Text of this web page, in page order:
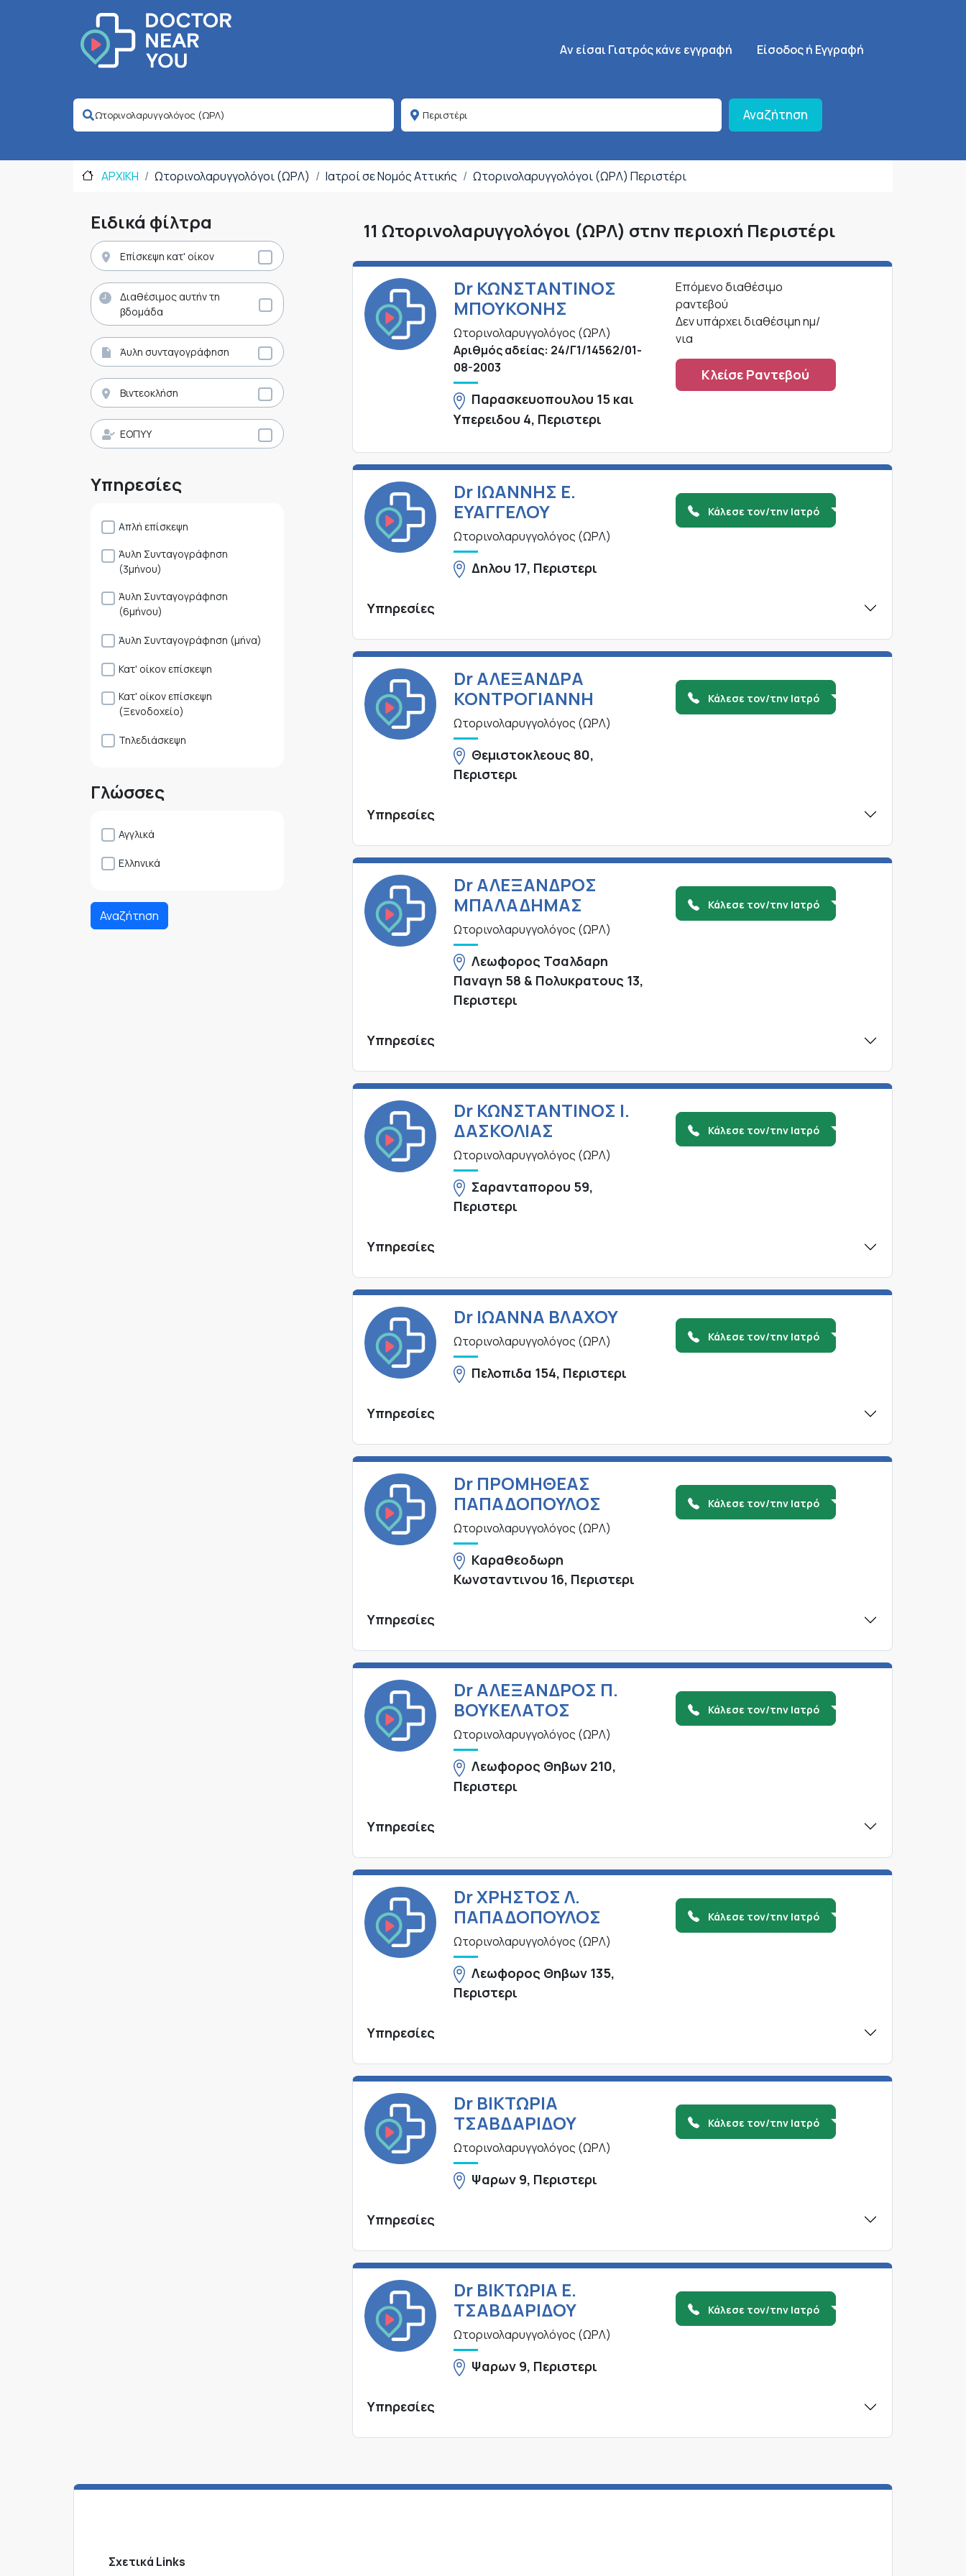
Κεντρική πλοήγηση
Aν είσαι Γιατρός κάνε εγγραφή SignUp Menu
Είσοδος ή Εγγραφή
Αναζήτηση
ΑΡΧΙΚΗ Ωτορινολαρυγγολόγοι (ΩΡΛ) Ιατροί σε Νομός Αττικής Ωτορινολαρυγγολόγοι (ΩΡΛ) Περιστέρι
Ειδικά φίλτρα
Επίσκεψη κατ' οίκον
Διαθέσιμος αυτήν τη
βδομάδα
Άυλη συνταγογράφηση
Βιντεοκλήση
ΕΟΠΥΥ
Υπηρεσίες
Απλή επίσκεψη
Άυλη Συνταγογράφηση
(3μήνου)
Άυλη Συνταγογράφηση
(6μήνου)
Άυλη Συνταγογράφηση (μήνα)
Κατ' οίκον επίσκεψη
Κατ' οίκον επίσκεψη
(Ξενοδοχείο)
Τηλεδιάσκεψη
Γλώσσες
Αγγλικά
Ελληνικά
Αναζήτηση
11 Ωτορινολαρυγγολόγοι (ΩΡΛ) στην περιοχή Περιστέρι
Dr ΚΩΝΣΤΑΝΤΙΝΟΣ
ΜΠΟΥΚΟΝΗΣ
Ωτορινολαρυγγολόγος (ΩΡΛ)
Αριθμός αδείας: 24/Γ1/14562/01-
08-2003
Παρασκευοπουλου 15 και
Υπερειδου 4, Περιστερι
Επόμενο διαθέσιμο
ραντεβού
Δεν υπάρχει διαθέσιμη ημ/
νια
Κλείσε Ραντεβού
Dr ΙΩΑΝΝΗΣ Ε.
ΕΥΑΓΓΕΛΟΥ
Ωτορινολαρυγγολόγος (ΩΡΛ)
Δηλου 17, Περιστερι
Κάλεσε τον/την Ιατρό
Υπηρεσίες
Dr ΑΛΕΞΑΝΔΡΑ
ΚΟΝΤΡΟΓΙΑΝΝΗ
Ωτορινολαρυγγολόγος (ΩΡΛ)
Θεμιστοκλεους 80,
Περιστερι
Κάλεσε τον/την Ιατρό
Υπηρεσίες
Dr ΑΛΕΞΑΝΔΡΟΣ
ΜΠΑΛΑΔΗΜΑΣ
Ωτορινολαρυγγολόγος (ΩΡΛ)
Λεωφορος Τσαλδαρη
Παναγη 58 & Πολυκρατους 13,
Περιστερι
Κάλεσε τον/την Ιατρό
Υπηρεσίες
Dr ΚΩΝΣΤΑΝΤΙΝΟΣ Ι.
ΔΑΣΚΟΛΙΑΣ
Ωτορινολαρυγγολόγος (ΩΡΛ)
Σαρανταπορου 59,
Περιστερι
Κάλεσε τον/την Ιατρό
Υπηρεσίες
Dr ΙΩΑΝΝΑ ΒΛΑΧΟΥ
Ωτορινολαρυγγολόγος (ΩΡΛ)
Πελοπιδα 154, Περιστερι
Κάλεσε τον/την Ιατρό
Υπηρεσίες
Dr ΠΡΟΜΗΘΕΑΣ
ΠΑΠΑΔΟΠΟΥΛΟΣ
Ωτορινολαρυγγολόγος (ΩΡΛ)
Καραθεοδωρη
Κωνσταντινου 16, Περιστερι
Κάλεσε τον/την Ιατρό
Υπηρεσίες
Dr ΑΛΕΞΑΝΔΡΟΣ Π.
ΒΟΥΚΕΛΑΤΟΣ
Ωτορινολαρυγγολόγος (ΩΡΛ)
Λεωφορος Θηβων 210,
Περιστερι
Κάλεσε τον/την Ιατρό
Υπηρεσίες
Dr ΧΡΗΣΤΟΣ Λ.
ΠΑΠΑΔΟΠΟΥΛΟΣ
Ωτορινολαρυγγολόγος (ΩΡΛ)
Λεωφορος Θηβων 135,
Περιστερι
Κάλεσε τον/την Ιατρό
Υπηρεσίες
Dr ΒΙΚΤΩΡΙΑ
ΤΣΑΒΔΑΡΙΔΟΥ
Ωτορινολαρυγγολόγος (ΩΡΛ)
Ψαρων 9, Περιστερι
Κάλεσε τον/την Ιατρό
Υπηρεσίες
Dr ΒΙΚΤΩΡΙΑ Ε.
ΤΣΑΒΔΑΡΙΔΟΥ
Ωτορινολαρυγγολόγος (ΩΡΛ)
Ψαρων 9, Περιστερι
Κάλεσε τον/την Ιατρό
Υπηρεσίες
Σχετικά Links